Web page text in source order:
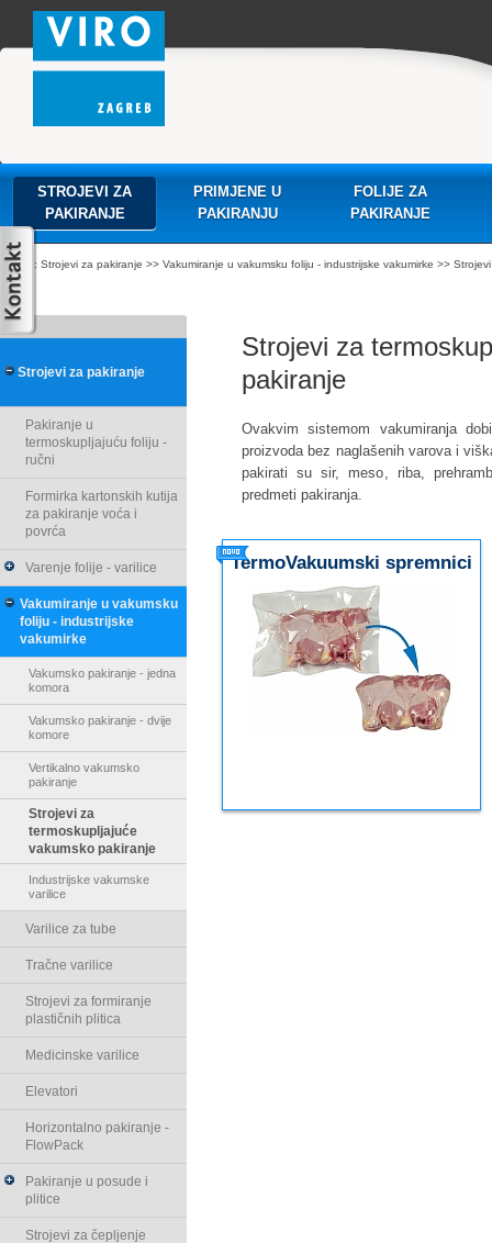
STROJEVI ZA
PAKIRANJE
PRIMJENE U
PAKIRANJU
FOLIJE ZA
PAKIRANJE
: Strojevi za pakiranje >> Vakumiranje u vakumsku foliju - industrijske vakumirke >>
Strojevi za pakiranje
Pakiranje u
termoskupljajuću foliju -
ručni
Formirka kartonskih kutija
za pakiranje voća i
povrća
Varenje folije - varilice
Vakumiranje u vakumsku
foliju - industrijske
vakumirke
Vakumsko pakiranje - jedna
komora
Vakumsko pakiranje - dvije
komore
Vertikalno vakumsko
pakiranje
Strojevi za
termoskupljajuće
vakumsko pakiranje
Industrijske vakumske
varilice
Varilice za tube
Tračne varilice
Strojevi za formiranje
plastičnih plitica
Medicinske varilice
Elevatori
Horizontalno pakiranje -
FlowPack
Pakiranje u posude i
plitice
Strojevi za čepljenje
Strojevi za
pakiranje
Ovakvim sistemom vakumiranja
proizvoda bez naglašenih varova i
pakirati su sir, meso, riba,
predmeti pakiranja.
TermoVakuumski spremnici